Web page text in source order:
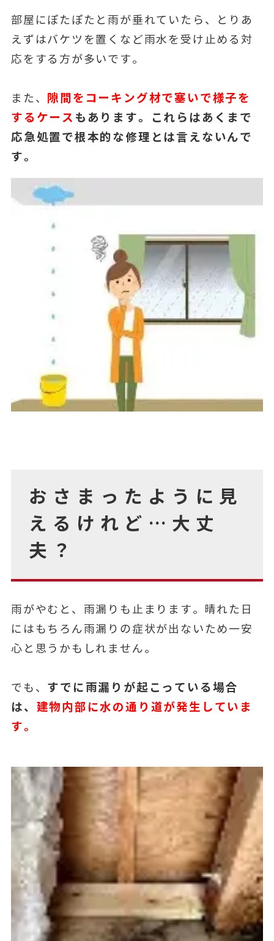
部屋にぽたぽたと雨が垂れていたら、とりあ
えずはバケツを置くなど雨水を受け止める対
応をする方が多いです。
また、
隙間をコーキング材で塞いで様子を
するケース もあります。これらはあくまで
応急処置で根本的な修理とは言えないんで
す。
おさまったように見
えるけれど…大丈
夫？
雨がやむと、雨漏りも止まります。晴れた日
にはもちろん雨漏りの症状が出ないため一安
心と思うかもしれません。
でも、 すでに雨漏りが起こっている場合
は、 建物内部に水の通り道が発生していま
す。